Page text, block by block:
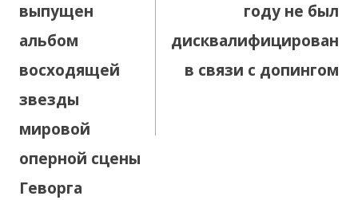
выпущен
альбом
восходящей
звезды
мировой
оперной сцены
Геворга
году не был
дисквалифицирован
в связи с допингом